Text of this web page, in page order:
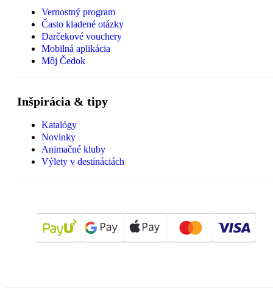
Vernostný program
Často kladené otázky
Darčekové vouchery
Mobilná aplikácia
Môj Čedok
Inšpirácia & tipy
Katalógy
Novinky
Animačné kluby
Výlety v destináciách